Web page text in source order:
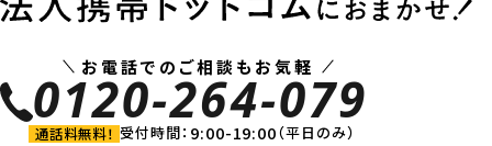
お電話でのご相談もお気軽
0120-264-079
通話料無料！ 受付時間： 9:00-19:00（平日のみ）